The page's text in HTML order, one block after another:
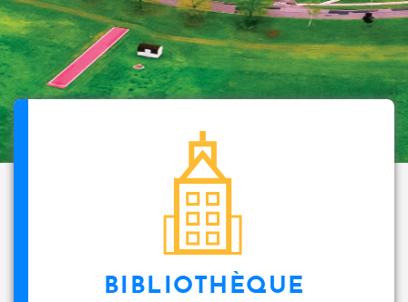
BIBLIOTHÈQUE